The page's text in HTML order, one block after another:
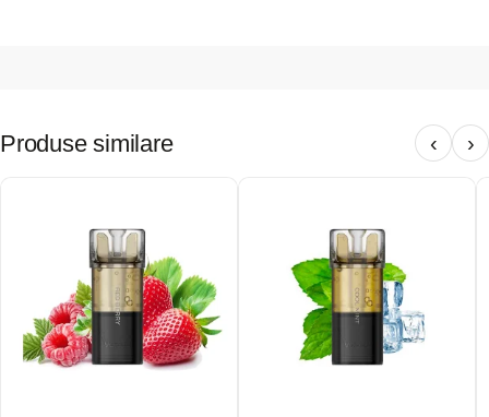
Produse similare ‹ ›